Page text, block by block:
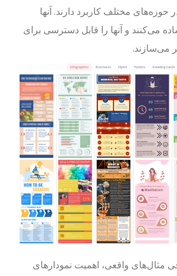
مختلف کاربرد دارند. آنها
می‌کنند و آنها را قابل دسترسی برای
مثال‌های واقعی، اهمیت نمودارهای